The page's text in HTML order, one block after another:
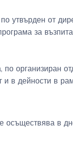
утвърден от
за
по организиран
и в дейности в
в